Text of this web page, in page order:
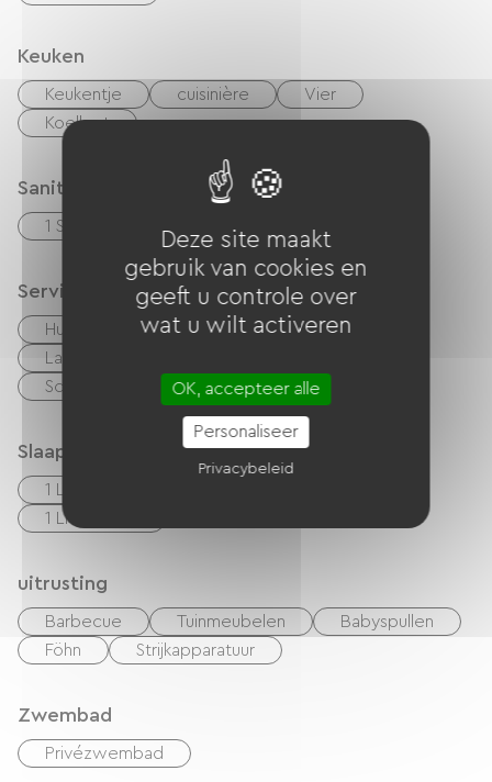
Keuken
Keukentje cuisinière
Vier
Koelkast
Sanitair
1 Salle d'eau (douche)
Services
Huisdieren toegelaten
Lakens en linnen inbegrepen
Schoonmaak met toeslag
Slaapgelegenheid
1 Lits 140cm
1 Lits bébés
uitrusting
Barbecue Tuinmeubelen
Babyspullen
Föhn
Strijkapparatuur
Zwembad
Privézwembad
Deze site maakt
gebruik van cookies en
geeft u controle over
wat u wilt activeren
OK, accepteer alle
Personaliseer
Privacybeleid